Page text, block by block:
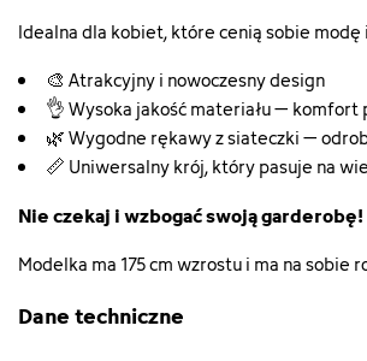
Idealna dla kobiet, które cenią sobie
🎨 Atrakcyjny i nowoczesny design
👌 Wysoka jakość materiału – komfort
🌿 Wygodne rękawy z siateczki –
📏 Uniwersalny krój, który pasuje na
Nie czekaj i wzbogać swoją garderobę!
Modelka ma 175 cm wzrostu i ma na sobie
Dane techniczne